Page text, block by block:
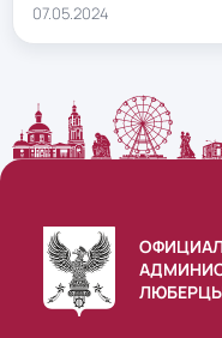
07.05.2024